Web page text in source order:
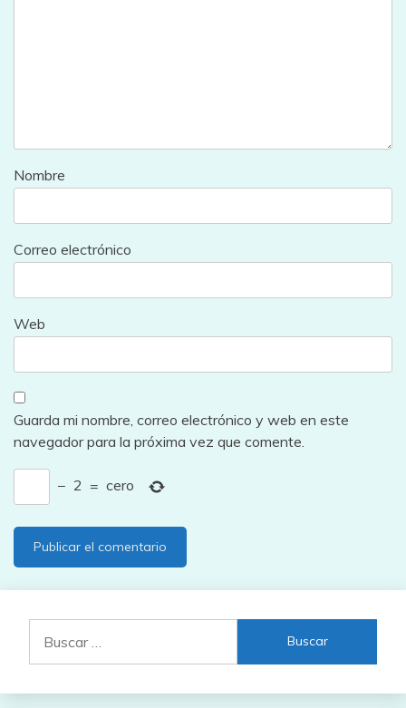
Nombre
Correo electrónico
Web
Guarda mi nombre, correo electrónico y web en este
navegador para la próxima vez que comente.
− 2 = cero